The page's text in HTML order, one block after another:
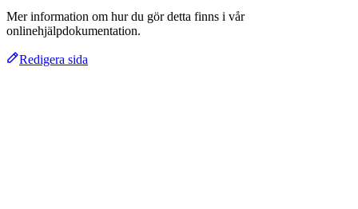
Mer information om hur du gör detta finns i vår
onlinehjälpdokumentation.
Redigera sida